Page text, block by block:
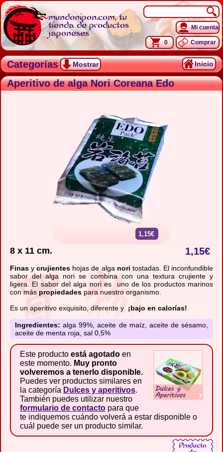
mundonipon.com, tu
tienda de productos
japoneses
Mi cuenta
0 Comprar
Categorías Mostrar Inicio
Aperitivo de alga Nori Coreana Edo
1,15€
8 x 11 cm. 1,15€
Finas y crujientes hojas de alga nori tostadas. El inconfundible
sabor del alga nori se combina con una textura crujiente y
ligera. El sabor del alga nori es uno de los productos marinos
con máspropiedades para nuestro organismo.
Es un aperitivo exquisito, diferente y ¡bajo en calorías!
Ingredientes: alga 99%, aceite de maíz, aceite de sésamo,
aceite de menta roja, sal 0,5%
Este producto está agotado en
este momento. Muy pronto
volveremos a tenerlo disponible.
Puedes ver productos similares en
la categoría Dulces y aperitivos.
También puedes utilizar nuestro
formulario de contacto para que
te indiquemos cuándo volverá a estar disponible o
cuál puede ser un producto similar.